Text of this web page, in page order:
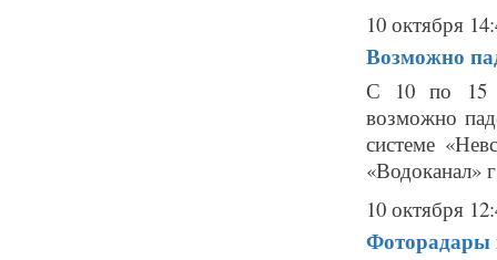
10 октября
Возможно
С 10 по 15
возможно
системе
«Водоканал»
10 октября
Фоторадары